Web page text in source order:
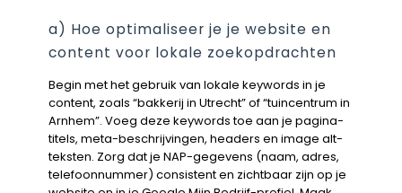
a) Hoe optimaliseer je je website en
content voor lokale zoekopdrachten
Begin met het gebruik van lokale keywords in je
content, zoals “bakkerij in Utrecht” of “tuincentrum in
Arnhem”. Voeg deze keywords toe aan je pagina-
titels, meta-beschrijvingen, headers en image alt-
teksten. Zorg dat je NAP-gegevens (naam, adres,
telefoonnummer) consistent en zichtbaar zijn op je